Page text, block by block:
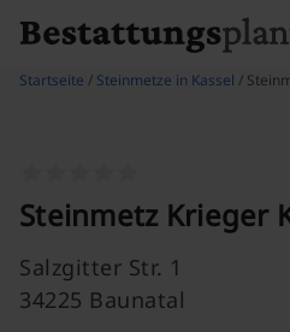
Startseite / Steinmetze in Kassel /
Steinmetz Krieger
Salzgitter Str. 1
34225 Baunatal